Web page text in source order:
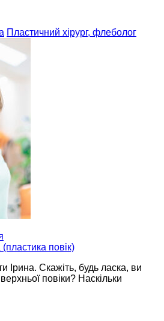
Пластичний хірург, флеболог
повік)
Ірина. Скажіть, будь ласка, ви
повіки? Наскільки